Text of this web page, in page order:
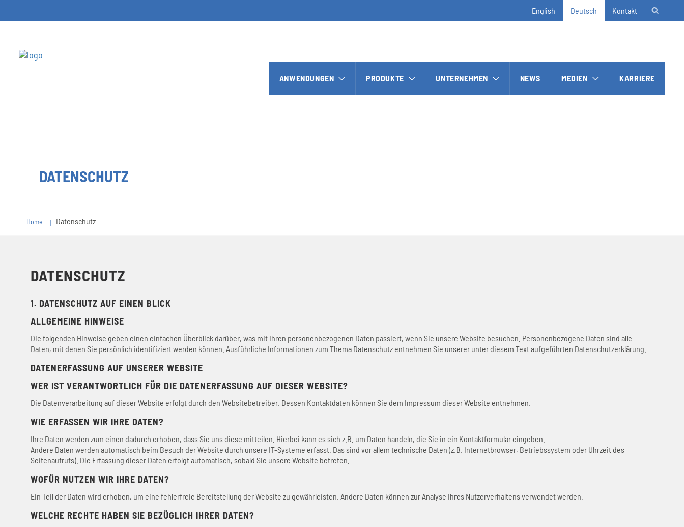
English Deutsch Kontakt
ANWENDUNGEN PRODUKTE UNTERNEHMEN NEWS MEDIEN KARRIERE
DATENSCHUTZ
Home Datenschutz
DATENSCHUTZ
1. DATENSCHUTZ AUF EINEN BLICK
ALLGEMEINE HINWEISE
Die folgenden Hinweise geben einen einfachen Überblick darüber, was mit Ihren personenbezogenen Daten passiert, wenn Sie unsere Website besuchen. Personenbezogene Daten sind alle
Daten, mit denen Sie persönlich identifiziert werden können. Ausführliche Informationen zum Thema Datenschutz entnehmen Sie unserer unter diesem Text aufgeführten Datenschutzerklärung.
DATENERFASSUNG AUF UNSERER WEBSITE
WER IST VERANTWORTLICH FÜR DIE DATENERFASSUNG AUF DIESER WEBSITE?
Die Datenverarbeitung auf dieser Website erfolgt durch den Websitebetreiber. Dessen Kontaktdaten können Sie dem Impressum dieser Website entnehmen.
WIE ERFASSEN WIR IHRE DATEN?
Ihre Daten werden zum einen dadurch erhoben, dass Sie uns diese mitteilen. Hierbei kann es sich z.B. um Daten handeln, die Sie in ein Kontaktformular eingeben.
Andere Daten werden automatisch beim Besuch der Website durch unsere IT-Systeme erfasst. Das sind vor allem technische Daten (z.B. Internetbrowser, Betriebssystem oder Uhrzeit des
Seitenaufrufs). Die Erfassung dieser Daten erfolgt automatisch, sobald Sie unsere Website betreten.
WOFÜR NUTZEN WIR IHRE DATEN?
Ein Teil der Daten wird erhoben, um eine fehlerfreie Bereitstellung der Website zu gewährleisten. Andere Daten können zur Analyse Ihres Nutzerverhaltens verwendet werden.
WELCHE RECHTE HABEN SIE BEZÜGLICH IHRER DATEN?